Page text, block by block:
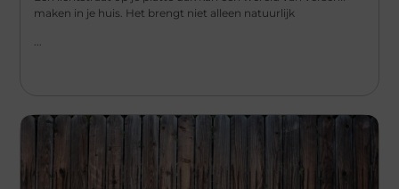
maken in je huis. Het brengt niet alleen natuurlijk
...